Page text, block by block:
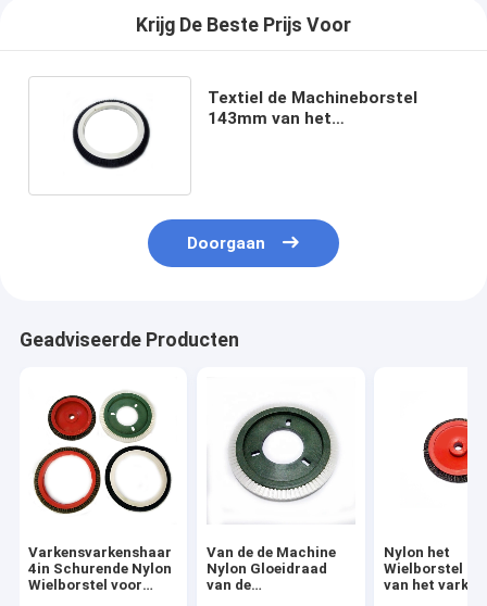
Krijg De Beste Prijs Voor
Textiel de Machineborstel
143mm van het
Doorgaan
Geadviseerde Producten
Varkensvarkenshaar
4in Schurende Nylon
Wielborstel voor
Van de de Machine
Nylon Gloeidraad
van de
Nylon het
Wielborstel
van het